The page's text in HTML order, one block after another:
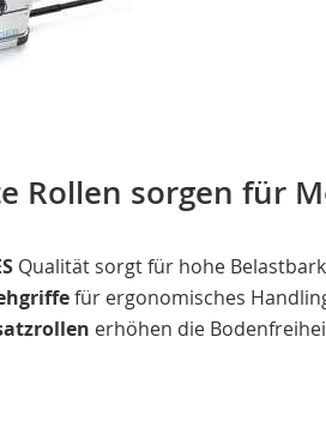
Rollen sorgen für
Qualität sorgt für hohe
für ergonomisches
erhöhen die